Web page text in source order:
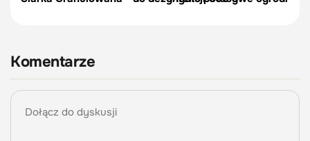
Komentarze